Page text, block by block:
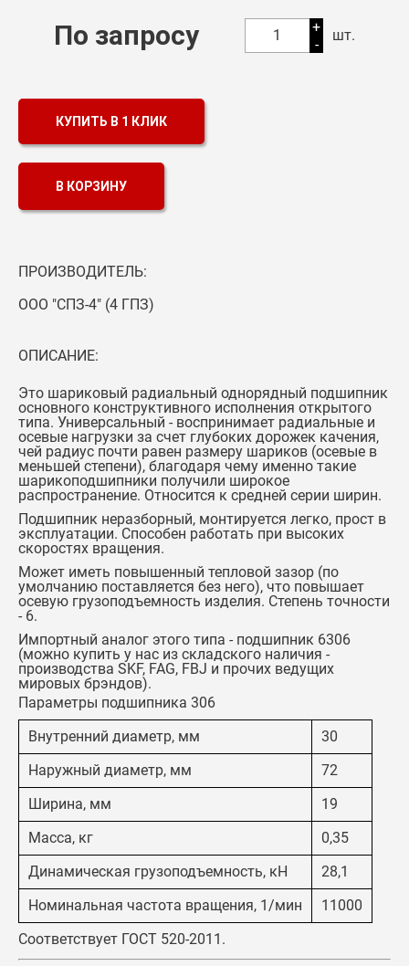
Цепи
По запросу 1
+
-
шт.
КУПИТЬ В 1 КЛИК
В КОРЗИНУ
ПРОИЗВОДИТЕЛЬ:
ООО "СПЗ-4" (4 ГПЗ)
ОПИСАНИЕ:
Это шариковый радиальный однорядный подшипник
основного конструктивного исполнения открытого
типа. Универсальный - воспринимает радиальные и
осевые нагрузки за счет глубоких дорожек качения,
чей радиус почти равен размеру шариков (осевые в
меньшей степени), благодаря чему именно такие
шарикоподшипники получили широкое
распространение. Относится к средней серии ширин.
Подшипник неразборный, монтируется легко, прост в
эксплуатации. Способен работать при высоких
скоростях вращения.
Может иметь повышенный тепловой зазор (по
умолчанию поставляется без него), что повышает
осевую грузоподъемность изделия. Степень точности
- 6.
Импортный аналог этого типа - подшипник 6306
(можно купить у нас из складского наличия -
производства SKF, FAG, FBJ и прочих ведущих
мировых брэндов).
Параметры подшипника 306
Внутренний диаметр, мм
30
Наружный диаметр, мм
72
Ширина, мм
19
Масса, кг
0,35
Динамическая грузоподъемность, кН
28,1
Номинальная частота вращения, 1/мин
11000
Соответствует ГОСТ 520-2011.